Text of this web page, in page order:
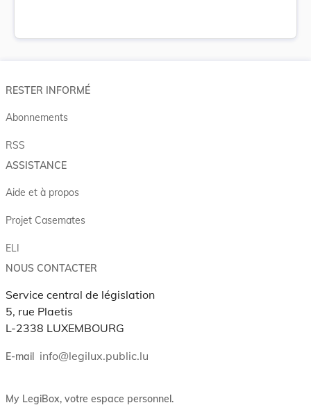
RESTER INFORMÉ
Abonnements
RSS
ASSISTANCE
Aide et à propos
Projet Casemates
ELI
NOUS CONTACTER
Service central de législation
5, rue Plaetis
L-2338 LUXEMBOURG
E-mail info@legilux.public.lu
My LegiBox, votre espace personnel.